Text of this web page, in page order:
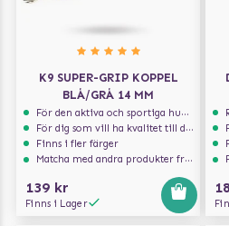
K9 SUPER-GRIP KOPPEL
BLÅ/GRÅ 14 MM
För den aktiva och sportiga hunden
För dig som vill ha kvalitet till din hund!
Finns i fler färger
Matcha med andra produkter från Julius-K9
139 kr
Finns i Lager